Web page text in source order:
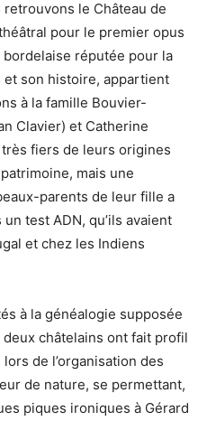
retrouvons le Château de
pour le premier opus
bordelaise réputée pour la
et son histoire, appartient
à la famille Bouvier-
Clavier) et Catherine
fiers de leurs origines
mais une
parents de leur fille a
test ADN, qu’ils avaient
et chez les Indiens
à la généalogie supposée
châtelains ont fait profil
de l’organisation des
de nature, se permettant,
piques ironiques à Gérard